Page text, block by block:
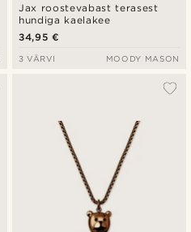
Jax roostevabast terasest
hundiga kaelakee
34,95 €
3 VÄRVI MOODY MASON